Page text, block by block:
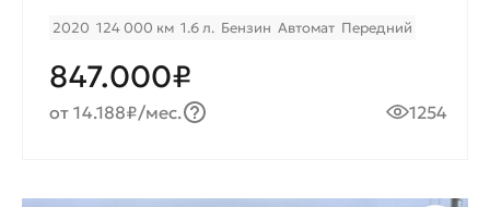
2020 124 000 км 1.6 л. Бензин Автомат Передний
847.000₽
от 14.188₽/мес. 1254